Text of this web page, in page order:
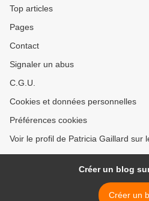
Top articles
Pages
Contact
Signaler un abus
C.G.U.
Cookies et données personnelles
Préférences cookies
Voir le profil de Patricia Gaillard sur
Créer un blog
Créer un